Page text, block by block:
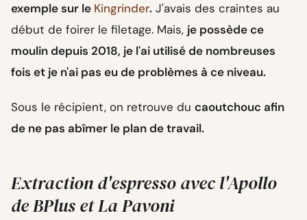
exemple sur le Kingrinder. J'avais des craintes au
début de foirer le filetage. Mais, je possède ce
moulin depuis 2018, je l'ai utilisé de nombreuses
fois et je n'ai pas eu de problèmes à ce niveau.
Sous le récipient, on retrouve du caoutchouc afin
de ne pas abîmer le plan de travail.
Extraction d'espresso avec l'Apollo
de BPlus et La Pavoni